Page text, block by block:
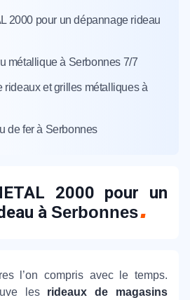
2000 pour un dépannage rideau
métallique à Serbonnes 7/7
rideaux et grilles métalliques à
de fer à Serbonnes
2000 pour un
à Serbonnes
l’on compris avec le temps.
les rideaux de magasins